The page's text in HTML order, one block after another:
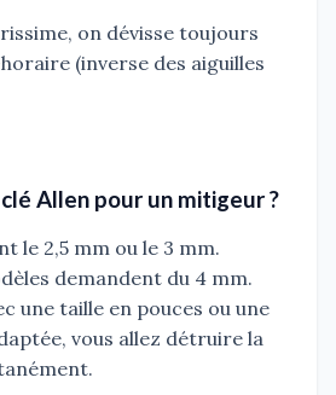
on dévisse toujours
(inverse des aiguilles
Allen pour un mitigeur ?
le 2,5 mm ou le 3 mm.
demandent du 4 mm.
une taille en pouces ou une
vous allez détruire la